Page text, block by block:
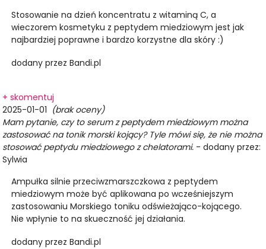
Stosowanie na dzień koncentratu z witaminą C, a
wieczorem kosmetyku z peptydem miedziowym jest jak
najbardziej poprawne i bardzo korzystne dla skóry :)
dodany przez Bandi.pl
+ skomentuj
2025-01-01 (brak oceny)
Mam pytanie, czy to serum z peptydem miedziowym można
zastosować na tonik morski kojący? Tyle mówi się, że nie można
stosować peptydu miedziowego z chelatorami. - dodany przez:
Sylwia
Ampułka silnie przeciwzmarszczkowa z peptydem
miedziowym może być aplikowana po wcześniejszym
zastosowaniu Morskiego toniku odświeżająco-kojącego.
Nie wpłynie to na skueczność jej działania.
dodany przez Bandi.pl